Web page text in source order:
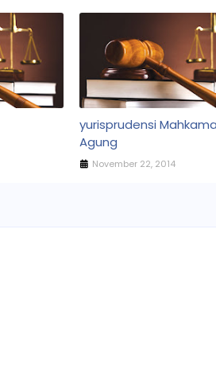
yurisprudensi
Agung
November 22, 2014